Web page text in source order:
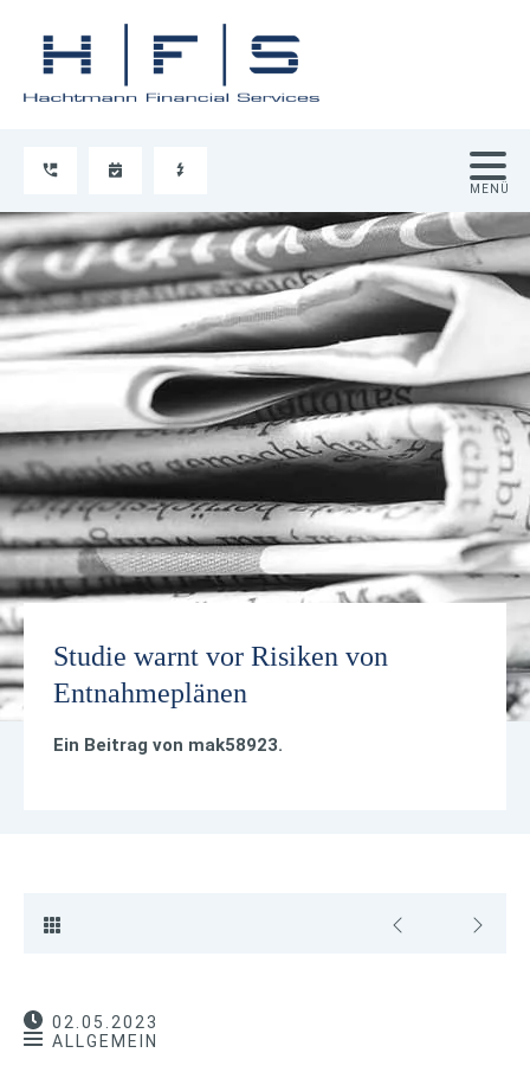
Studie warnt vor Risiken von
Entnahmeplänen
Ein Beitrag von mak58923.
02.05.2023
ALLGEMEIN